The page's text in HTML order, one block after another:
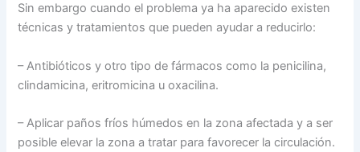
Sin embargo cuando el problema ya ha aparecido existen
técnicas y tratamientos que pueden ayudar a reducirlo:
– Antibióticos y otro tipo de fármacos como la penicilina,
clindamicina, eritromicina u oxacilina.
– Aplicar paños fríos húmedos en la zona afectada y a ser
posible elevar la zona a tratar para favorecer la circulación.